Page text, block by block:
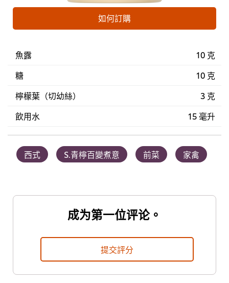
如何訂購
魚露
10 克
糖
10 克
檸檬葉（切幼絲）
3 克
飲用水
15 毫升
西式 S.青檸百變煮意 前菜 家禽
成为第一位评论。
提交評分